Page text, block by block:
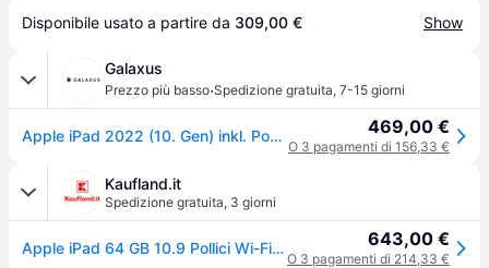
Disponibile usato a partire da 309,00 € Show
Galaxus
Prezzo più basso·Spedizione gratuita, 7-15 giorni
Apple iPad 2022 (10. Gen) inkl. Poweradapter (Solo WiFi, 10.90", 64GB, Argento), Tablet, Argento 469,00 €
O 3 pagamenti di 156,33 €
Kaufland.it
Spedizione gratuita, 3 giorni
Apple iPad 64 GB 10.9 Pollici Wi-Fi 6 Tablet iPadOS 16 Argento 643,00 €
O 3 pagamenti di 214,33 €